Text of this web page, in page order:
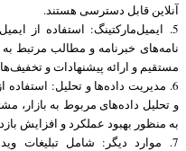
آنلاین قابل دسترسی هستند.
5. ایمیل‌مارکتینگ: استفاده از
نامه‌های خبرنامه و مطالب مرتبط
مستقیم و ارائه پیشنهادات و
6. مدیریت داده‌ها و تحلیل: استفاده
و تحلیل داده‌های مربوط به بازار،
به منظور بهبود عملکرد و افزایش